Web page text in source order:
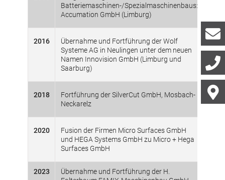
Batteriemaschinen-/Spezialmaschinenbaus:
Accumation GmbH (Limburg)
2016
Übernahme und Fortführung der Wolf
Systeme AG in Neulingen unter dem neuen
Namen Innovision GmbH (Limburg und
Saarburg)
2018
Fortführung der SilverCut GmbH, Mosbach-
Neckarelz
2020
Fusion der Firmen Micro Surfaces GmbH
und HEGA Systems GmbH zu Micro + Hega
Surfaces GmbH
2023
Übernahme und Fortführung der H.